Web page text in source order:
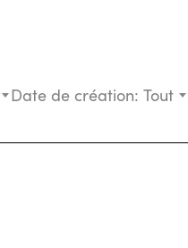
Date de création: Tout